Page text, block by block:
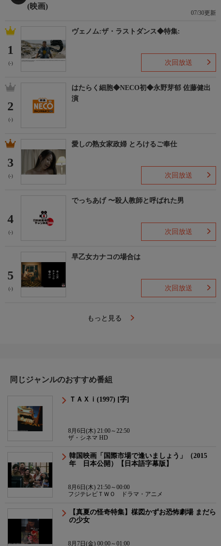
(映画)
07/30更新
1
(-)
ヴェノム:ザ・ラストダンス◆特集:
次回放送
2
(-)
はたらく細胞◆NECO初◆永野芽郁 佐藤健出
演
3
(-)
愛しの熟女家政婦 とろけるご奉仕
次回放送
4
(-)
でっちあげ 〜殺人教師と呼ばれた男
次回放送
5
(-)
早乙女カナコの場合は
次回放送
もっと見る
同じジャンルのおすすめ番組
ＴＡＸｉ(1997) [字]
8月6日(木) 21:00～22:50
ザ・シネマ HD
韓国映画「国際市場で逢いましょう」（2015
年 日本公開）【日本語字幕版】
8月6日(木) 21:50～00:00
フジテレビＴＷＯ ドラマ・アニメ
【真夏の怪奇特集】楳図かずお恐怖劇場 まだら
の少女
8月7日(金) 00:00～01:00